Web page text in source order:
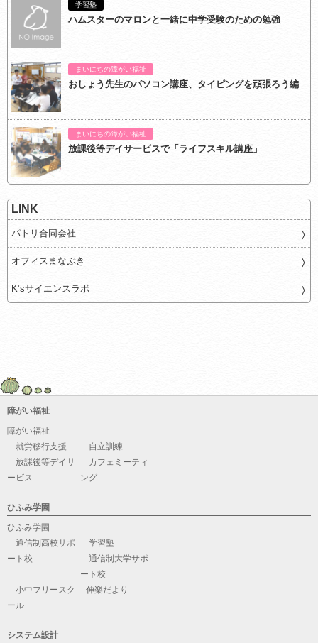
学習塾
ハムスターのマロンと一緒に中学受験のための勉強
まいにちの障がい福祉
おしょう先生のパソコン講座、タイピングを頑張ろう編
まいにちの障がい福祉
放課後等デイサービスで「ライフスキル講座」
LINK
パトリ合同会社
オフィスまなぶき
K’sサイエンスラボ
障がい福祉
障がい福祉
就労移行支援
自立訓練
放課後等デイサ
ービス
カフェミーティ
ング
ひふみ学園
ひふみ学園
通信制高校サポ
ート校
学習塾
通信制大学サポ
ート校
小中フリースク
ール
伸楽だより
システム設計